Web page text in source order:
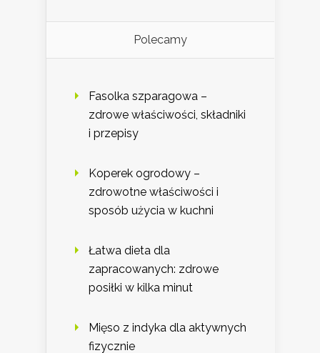
Polecamy
Fasolka szparagowa –
zdrowe właściwości, składniki
i przepisy
Koperek ogrodowy –
zdrowotne właściwości i
sposób użycia w kuchni
Łatwa dieta dla
zapracowanych: zdrowe
posiłki w kilka minut
Mięso z indyka dla aktywnych
fizycznie